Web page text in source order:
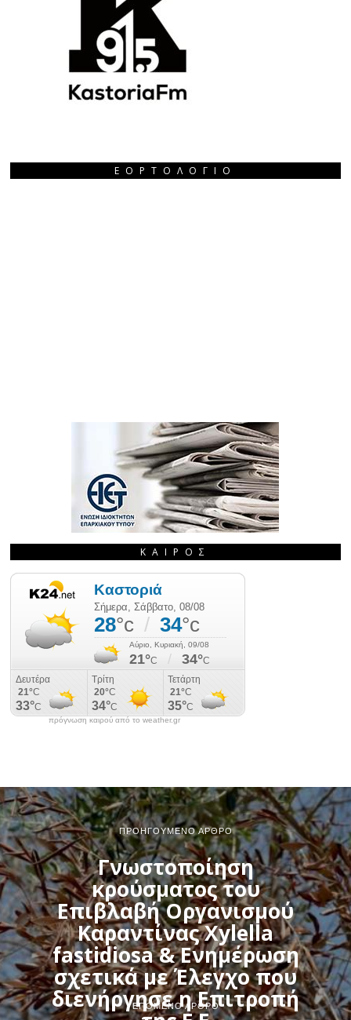
ΕΟΡΤΟΛΌΓΙΟ
ΚΑΙΡΌΣ
πρόγνωση καιρού από το weather.gr
ΠΡΟΗΓΟΎΜΕΝΟ ΆΡΘΡΟ
Γνωστοποίηση
κρούσματος του
Επιβλαβή Οργανισμού
Καραντίνας Xylella
fastidiosa & Ενημέρωση
σχετικά με Έλεγχο που
διενήργησε η Επιτροπή
ΕΠΌΜΕΝΟ ΆΡΘΡΟ